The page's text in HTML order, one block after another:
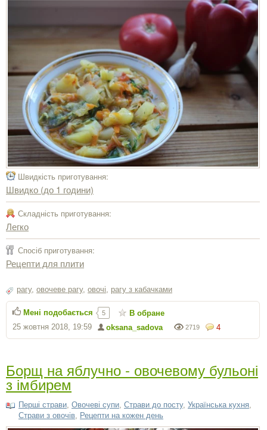
Швидкість приготування:
Швидко (до 1 години)
Складність приготування:
Легко
Спосіб приготування:
Рецепти для плити
рагу, овочеве рагу, овочі рагу з кабачками
4
2719
oksana_sadova
25 жовтня 2018, 19:59
Мені подобається 5 В обране
Борщ на яблучно - овочевому бульоні
з імбирем
Перші страви Овочеві супи Страви до посту, Українська кухня
Страви з овочів Рецепти на кожен день